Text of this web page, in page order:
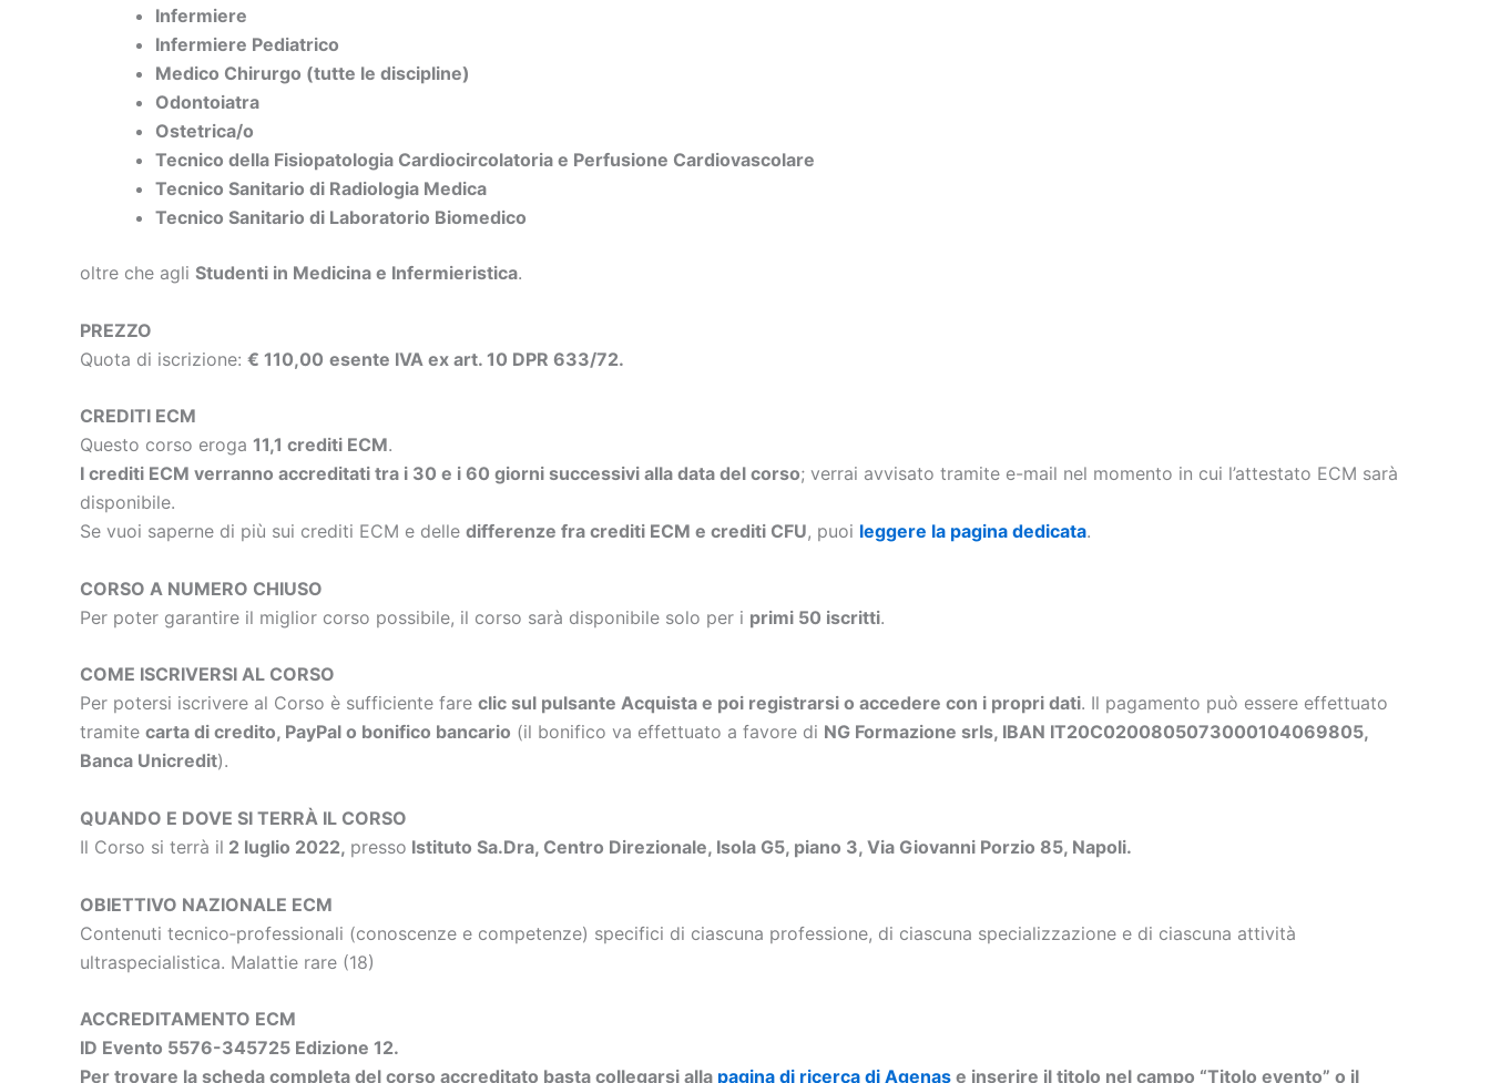
Infermiere
Infermiere Pediatrico
Medico Chirurgo (tutte le discipline)
Odontoiatra
Ostetrica/o
Tecnico della Fisiopatologia Cardiocircolatoria e Perfusione Cardiovascolare
Tecnico Sanitario di Radiologia Medica
Tecnico Sanitario di Laboratorio Biomedico
oltre che agli Studenti in Medicina e Infermieristica.
PREZZO
Quota di iscrizione: € 110,00 esente IVA ex art. 10 DPR 633/72.
CREDITI ECM
Questo corso eroga 11,1 crediti ECM.
I crediti ECM verranno accreditati tra i 30 e i 60 giorni successivi alla data del corso; verrai avvisato tramite e-mail nel momento in cui l’attestato ECM sarà
disponibile.
Se vuoi saperne di più sui crediti ECM e delle differenze fra crediti ECM e crediti CFU, puoi leggere la pagina dedicata.
CORSO A NUMERO CHIUSO
Per poter garantire il miglior corso possibile, il corso sarà disponibile solo per i primi 50 iscritti.
COME ISCRIVERSI AL CORSO
Per potersi iscrivere al Corso è sufficiente fare clic sul pulsante Acquista e poi registrarsi o accedere con i propri dati. Il pagamento può essere effettuato
tramite carta di credito, PayPal o bonifico bancario (il bonifico va effettuato a favore di NG Formazione srls, IBAN IT20C0200805073000104069805,
Banca Unicredit).
QUANDO E DOVE SI TERRÀ IL CORSO
Il Corso si terrà il 2 luglio 2022, presso Istituto Sa.Dra, Centro Direzionale, Isola G5, piano 3, Via Giovanni Porzio 85, Napoli.
OBIETTIVO NAZIONALE ECM
Contenuti tecnico‐professionali (conoscenze e competenze) specifici di ciascuna professione, di ciascuna specializzazione e di ciascuna attività
ultraspecialistica. Malattie rare (18)
ACCREDITAMENTO ECM
ID Evento 5576-345725 Edizione 12.
Per trovare la scheda completa del corso accreditato basta collegarsi alla pagina di ricerca di Agenas e inserire il titolo nel campo “Titolo evento” o il